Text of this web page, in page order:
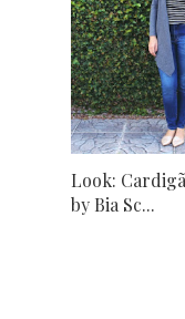
Look:
by Bia Sc...